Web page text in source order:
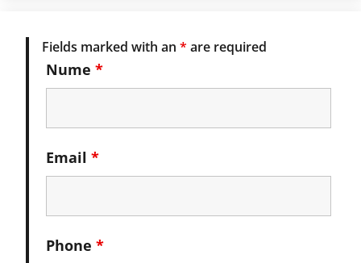
Fields marked with an * are required
Nume *
Email *
Phone *